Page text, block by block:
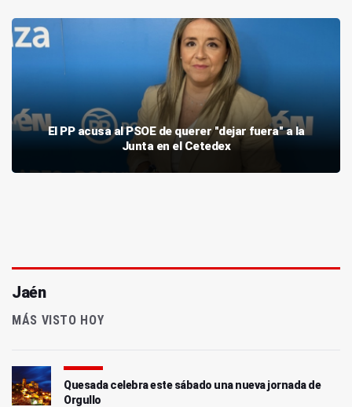
El PP acusa al PSOE de querer "dejar fuera" a la
Junta en el Cetedex
Jaén
MÁS VISTO HOY
Quesada celebra este sábado una nueva jornada de
Orgullo